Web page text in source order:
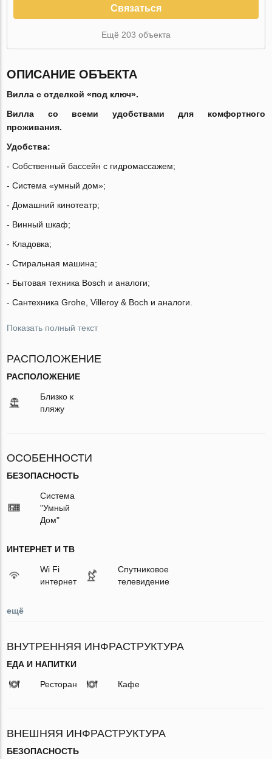
Связаться
Ещё 203 объекта
ОПИСАНИЕ ОБЪЕКТА
Вилла с отделкой «под ключ».
Вилла со всеми удобствами для комфортного
проживания.
Удобства:
- Собственный бассейн с гидромассажем;
- Система «умный дом»;
- Домашний кинотеатр;
- Винный шкаф;
- Кладовка;
- Стиральная машина;
- Бытовая техника Bosch и аналоги;
- Сантехника Grohe, Villeroy & Boch и аналоги.
Показать полный текст
РАСПОЛОЖЕНИЕ
РАСПОЛОЖЕНИЕ
Близко к
пляжу
ОСОБЕННОСТИ
БЕЗОПАСНОСТЬ
Система
"Умный
Дом"
ИНТЕРНЕТ И ТВ
Wi Fi
интернет
Спутниковое
телевидение
ещё
ВНУТРЕННЯЯ ИНФРАСТРУКТУРА
ЕДА И НАПИТКИ
Ресторан Кафе
ВНЕШНЯЯ ИНФРАСТРУКТУРА
БЕЗОПАСНОСТЬ